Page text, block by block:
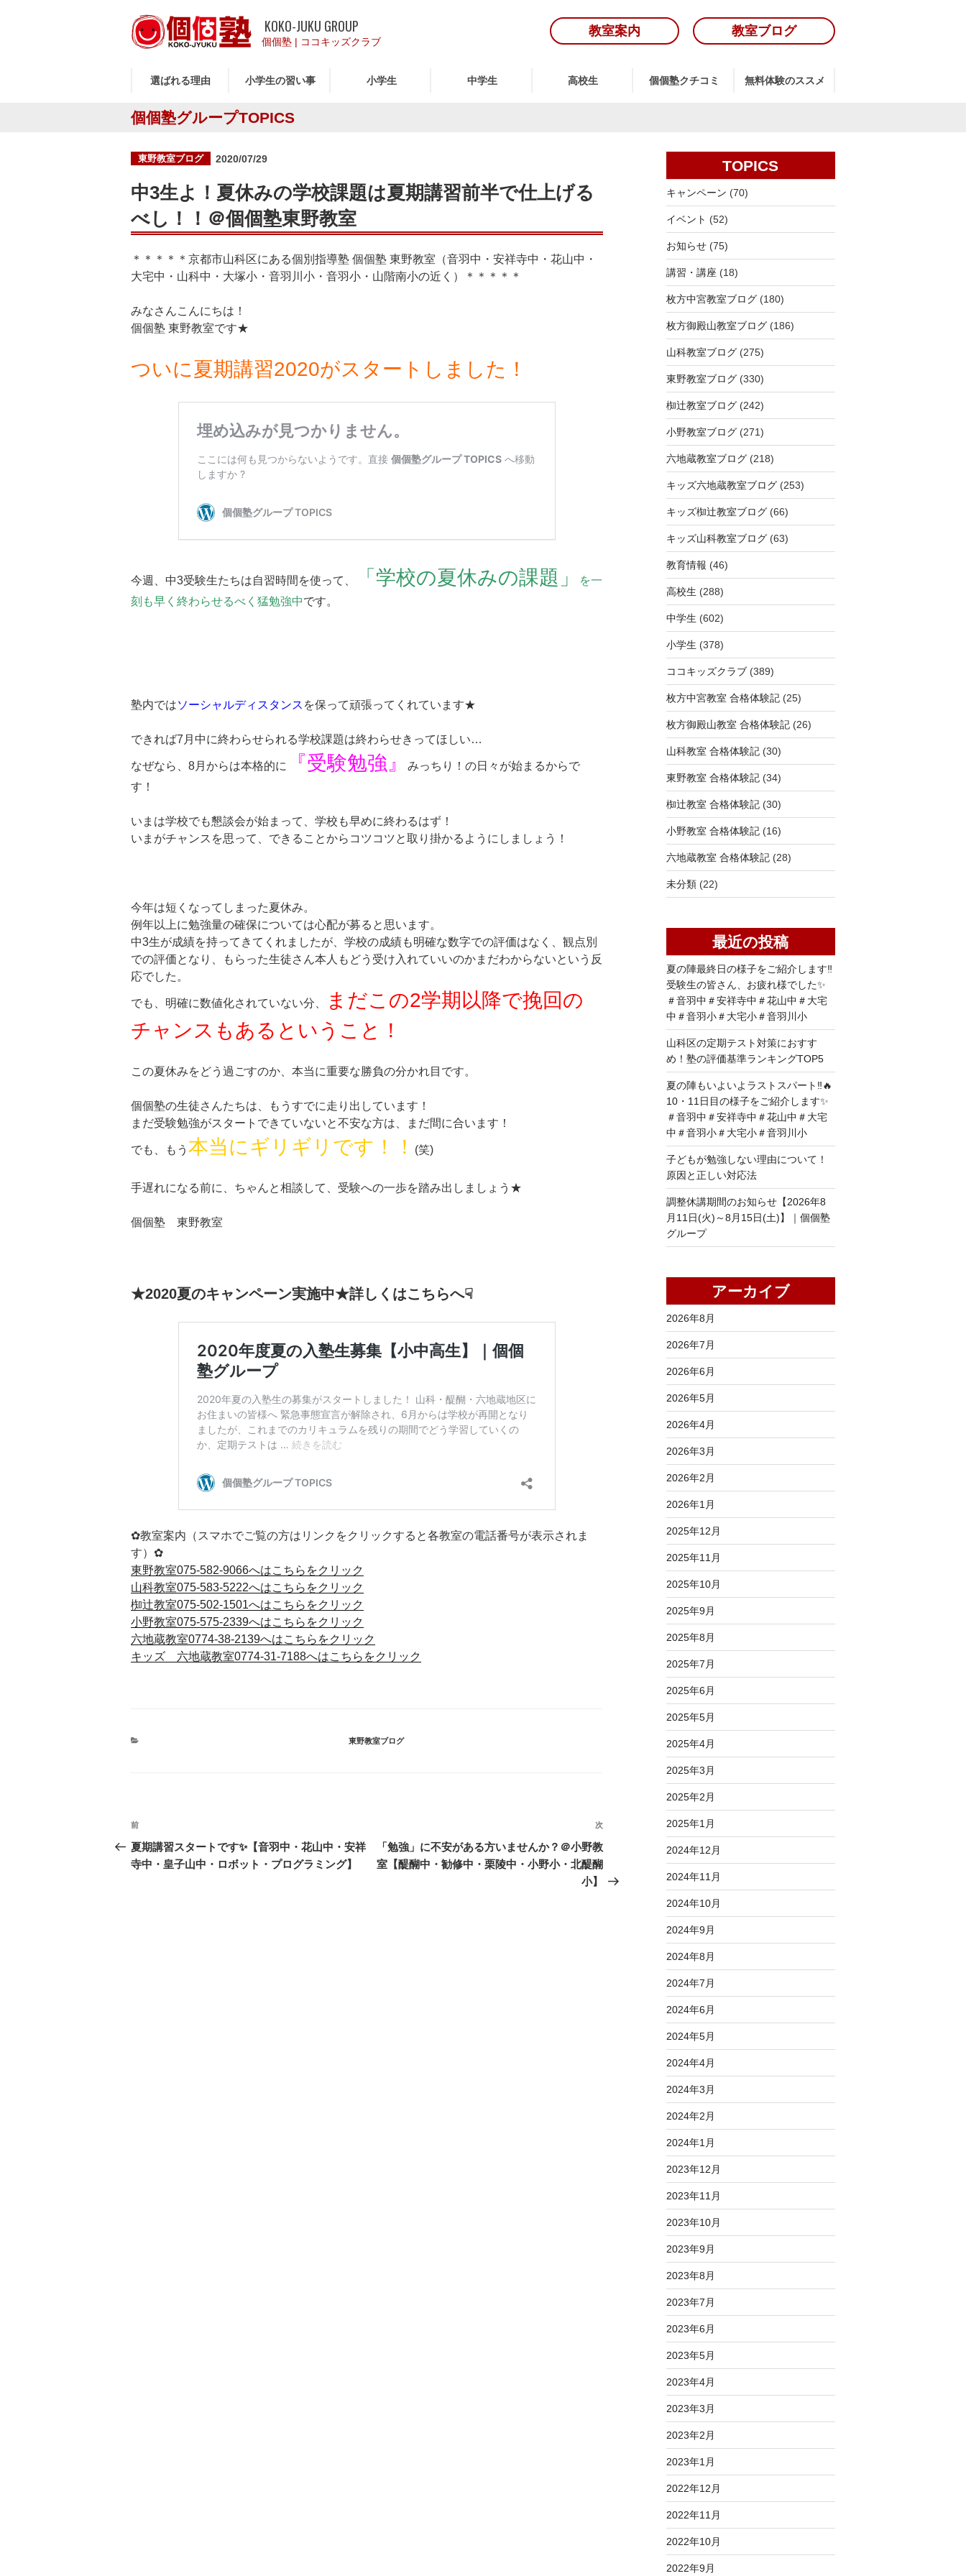
KOKO-JUKU GROUP
個個塾 | ココキッズクラブ
教室案内 教室ブログ
選ばれる理由 小学生の習い事 小学生 中学生 高校生 個個塾クチコミ 無料体験のススメ
個個塾グループTOPICS
投
2020/07/29
東野教室ブログ
中3生よ！夏休みの学校課題は夏期講習前半で仕上げる
べし！！＠個個塾東野教室
＊＊＊＊＊京都市山科区にある個別指導塾 個個塾 東野教室（音羽中・安祥寺中・花山中・
大宅中・山科中・大塚小・音羽川小・音羽小・山階南小の近く）＊＊＊＊＊
みなさんこんにちは！
個個塾 東野教室です★
ついに夏期講習2020がスタートしました！
今週、中3受験生たちは自習時間を使って、 「学校の夏休みの課題」
を一
刻も早く終わらせるべく猛勉強中です。
塾内ではソーシャルディスタンス を保って頑張ってくれています★
できれば7月中に終わらせられる学校課題は終わらせきってほしい…
なぜなら、8月からは本格的に 『受験勉強』
みっちり！の日々が始まるからで
す！
いまは学校でも懇談会が始まって、学校も早めに終わるはず！
いまがチャンスを思って、できることからコツコツと取り掛かるようにしましょう！
今年は短くなってしまった夏休み。
例年以上に勉強量の確保については心配が募ると思います。
中3生が成績を持ってきてくれましたが、学校の成績も明確な数字での評価はなく、観点別
での評価となり、もらった生徒さん本人もどう受け入れていいのかまだわからないという反
応でした。
でも、明確に数値化されていない分、
まだこの2学期以降で挽回の
チャンスもあるということ！
この夏休みをどう過ごすのか、本当に重要な勝負の分かれ目です。
個個塾の生徒さんたちは、もうすでに走り出しています！
まだ受験勉強がスタートできていないと不安な方は、まだ間に合います！
でも、もう 本当にギリギリです！！ (笑)
手遅れになる前に、ちゃんと相談して、受験への一歩を踏み出しましょう★
個個塾 東野教室
★2020夏のキャンペーン実施中★詳しくはこちらへ☟
✿教室案内（スマホでご覧の方はリンクをクリックすると各教室の電話番号が表示されま
す）✿
東野教室075-582-9066へはこちらをクリック
山科教室075-583-5222へはこちらをクリック
椥辻教室075-502-1501へはこちらをクリック
小野教室075-575-2339へはこちらをクリック
六地蔵教室0774-38-2139へはこちらをクリック
キッズ 六地蔵教室0774-31-7188へはこちらをクリック
カ
東野教室ブログ
投
稿
ナ
前
の
投
前
夏期講習スタートです✨【音羽中・花山中・安祥
寺中・皇子山中・ロボット・プログラミング】
次
の
投
稿
次
「勉強」に不安がある方いませんか？＠小野教
室【醍醐中・勧修中・栗陵中・小野小・北醍醐
小】
TOPICS
キャンペーン (70)
イベント (52)
お知らせ(75)
講習・講座 (18)
枚方中宮教室ブログ(180)
枚方御殿山教室ブログ(186)
山科教室ブログ(275)
東野教室ブログ(330)
椥辻教室ブログ(242)
小野教室ブログ(271)
六地蔵教室ブログ(218)
キッズ六地蔵教室ブログ(253)
キッズ椥辻教室ブログ(66)
キッズ山科教室ブログ(63)
教育情報 (46)
高校生 (288)
中学生 (602)
小学生 (378)
ココキッズクラブ(389)
枚方中宮教室 合格体験記(25)
枚方御殿山教室 合格体験記(26)
山科教室 合格体験記(30)
東野教室 合格体験記(34)
椥辻教室 合格体験記(30)
小野教室 合格体験記(16)
六地蔵教室 合格体験記(28)
未分類(22)
最近の投稿
夏の陣最終日の様子をご紹介します‼
受験生の皆さん、お疲れ様でした✨
＃音羽中＃安祥寺中＃花山中＃大宅
中＃音羽小＃大宅小＃音羽川小
山科区の定期テスト対策におすす
め！塾の評価基準ランキングTOP5
夏の陣もいよいよラストスパート‼🔥
10・11日目の様子をご紹介します✨
＃音羽中＃安祥寺中＃花山中＃大宅
中＃音羽小＃大宅小＃音羽川小
子どもが勉強しない理由について！
原因と正しい対応法
調整休講期間のお知らせ【2026年8
月11日(火)～8月15日(土)】｜個個塾
グループ
アーカイブ
2026年8月
2026年7月
2026年6月
2026年5月
2026年4月
2026年3月
2026年2月
2026年1月
2025年12月
2025年11月
2025年10月
2025年9月
2025年8月
2025年7月
2025年6月
2025年5月
2025年4月
2025年3月
2025年2月
2025年1月
2024年12月
2024年11月
2024年10月
2024年9月
2024年8月
2024年7月
2024年6月
2024年5月
2024年4月
2024年3月
2024年2月
2024年1月
2023年12月
2023年11月
2023年10月
2023年9月
2023年8月
2023年7月
2023年6月
2023年5月
2023年4月
2023年3月
2023年2月
2023年1月
2022年12月
2022年11月
2022年10月
2022年9月